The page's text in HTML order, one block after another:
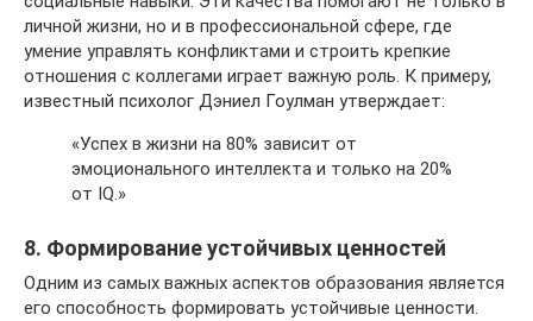
личной жизни, но и в профессиональной сфере, где
умение управлять конфликтами и строить крепкие
отношения с коллегами играет важную роль. К примеру,
известный психолог Дэниел Гоулман утверждает:
«Успех в жизни на 80% зависит от
эмоционального интеллекта и только на 20%
от IQ.»
8. Формирование устойчивых ценностей
Одним из самых важных аспектов образования является
его способность формировать устойчивые ценности.